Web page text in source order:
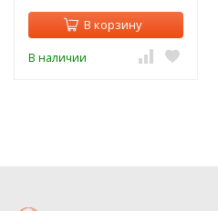
В корзину
В наличии